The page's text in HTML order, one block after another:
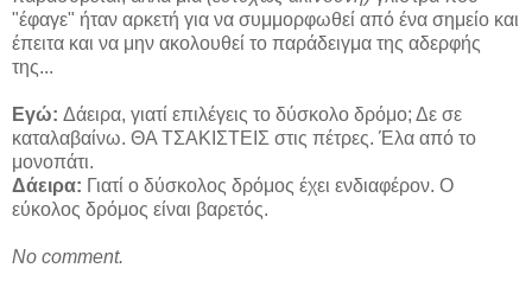
"έφαγε" ήταν αρκετή για να συμμορφωθεί από ένα σημείο και
έπειτα και να μην ακολουθεί το παράδειγμα της αδερφής
της...
Εγώ: Δάειρα, γιατί επιλέγεις το δύσκολο δρόμο; Δε σε
καταλαβαίνω. ΘΑ ΤΣΑΚΙΣΤΕΙΣ στις πέτρες. Έλα από το
μονοπάτι.
Δάειρα: Γιατί ο δύσκολος δρόμος έχει ενδιαφέρον. Ο
εύκολος δρόμος είναι βαρετός.
No comment.